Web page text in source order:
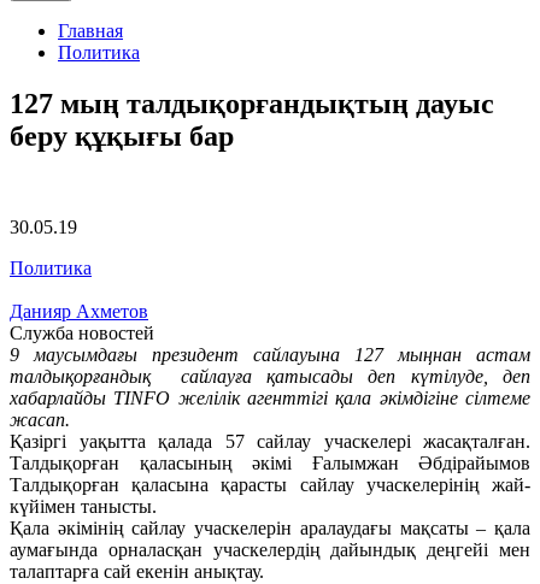
Главная
Политика
127 мың талдықорғандықтың дауыс
беру құқығы бар
30.05.19
Политика
Данияр Ахметов
Служба новостей
9 маусымдағы президент сайлауына 127 мыңнан астам
талдықорғандық сайлауға қатысады деп күтілуде, деп
хабарлайды TINFO желілік агенттігі қала әкімдігіне сілтеме
жасап.
Қазіргі уақытта қалада 57 сайлау учаскелері жасақталған.
Талдықорған қаласының әкімі Ғалымжан Әбдірайымов
Талдықорған қаласына қарасты сайлау учаскелерінің жай-
күйімен танысты.
Қала әкімінің сайлау учаскелерін аралаудағы мақсаты – қала
аумағында орналасқан учаскелердің дайындық деңгейі мен
талаптарға сай екенін анықтау.